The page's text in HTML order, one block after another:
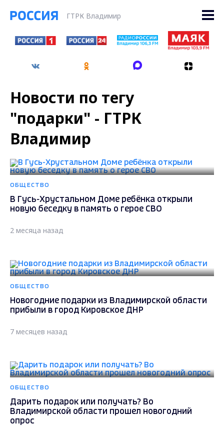
ГТРК Владимир
Новости по тегу
"подарки" - ГТРК
Владимир
ОБЩЕСТВО
В Гусь-Хрустальном Доме ребёнка открыли
новую беседку в память о герое СВО
2 месяца назад
ОБЩЕСТВО
Новогодние подарки из Владимирской области
прибыли в город Кировское ДНР
7 месяцев назад
ОБЩЕСТВО
Дарить подарок или получать? Во
Владимирской области прошел новогодний
опрос